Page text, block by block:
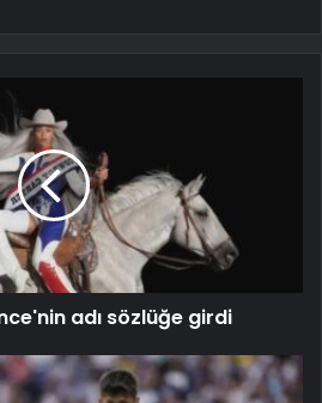
adı sözlüğe girdi